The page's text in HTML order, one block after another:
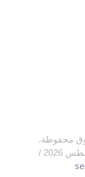
محفوظة.